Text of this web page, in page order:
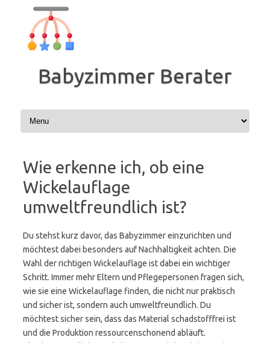
Inhalt
springen
Babyzimmer Berater
Wie erkenne ich, ob eine
Wickelauflage
umweltfreundlich ist?
Du stehst kurz davor, das Babyzimmer einzurichten und
möchtest dabei besonders auf Nachhaltigkeit achten. Die
Wahl der richtigen Wickelauflage ist dabei ein wichtiger
Schritt. Immer mehr Eltern und Pflegepersonen fragen sich,
wie sie eine Wickelauflage finden, die nicht nur praktisch
und sicher ist, sondern auch umweltfreundlich. Du
möchtest sicher sein, dass das Material schadstofffrei ist
und die Produktion ressourcenschonend abläuft.